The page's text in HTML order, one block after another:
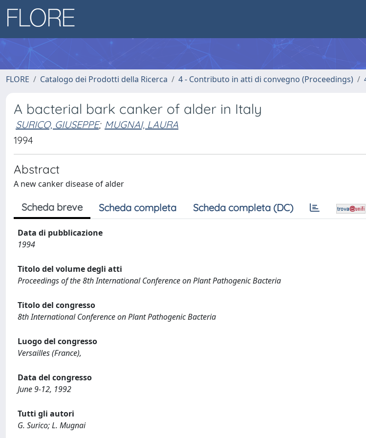
FLORE Catalogo dei Prodotti della Ricerca 4 - Contributo in atti di convegno (Proceedings)
A bacterial bark canker of alder in Italy
SURICO, GIUSEPPE; MUGNAI, LAURA
1994
Abstract
A new canker disease of alder
Scheda breve Scheda completa Scheda completa (DC)
Data di pubblicazione
1994
Titolo del volume degli atti
Proceedings of the 8th International Conference on Plant Pathogenic Bacteria
Titolo del congresso
8th International Conference on Plant Pathogenic Bacteria
Luogo del congresso
Versailles (France),
Data del congresso
June 9-12, 1992
Tutti gli autori
G. Surico; L. Mugnai